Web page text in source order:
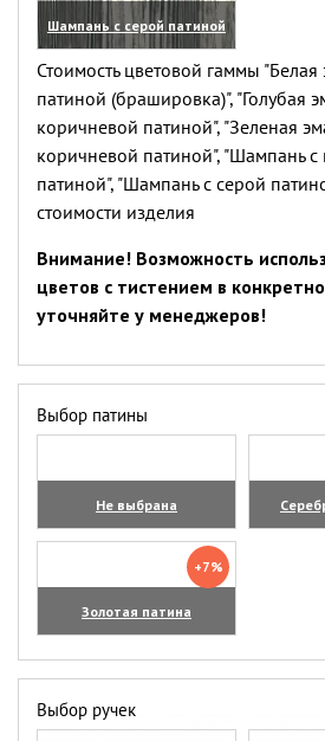
Шампань с серой патиной
(увеличить)
Стоимость цветовой гаммы
патиной (брашировка)", "Голубая
коричневой патиной", "Зеленая
коричневой патиной", "Шампань с
патиной", "Шампань с серой
стоимости изделия
Внимание! Возможность
цветов с тистением в
уточняйте у менеджеров!
Выбор патины
Не выбрана
Золотая патина
+7%
Выбор ручек